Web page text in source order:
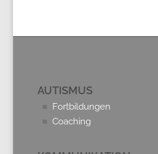
AUTISMUS
Fortbildungen
Coaching